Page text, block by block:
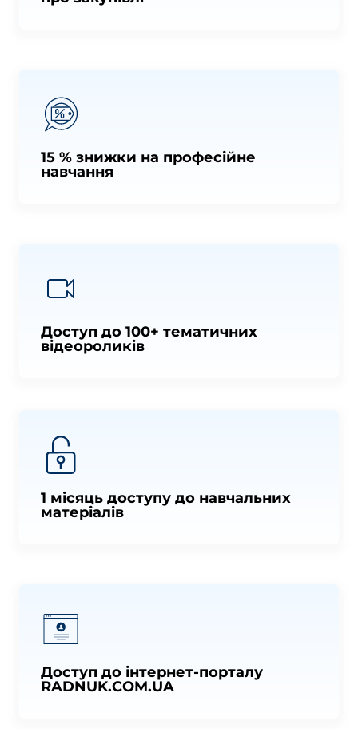
15 % знижки на професійне
навчання
Доступ до 100+ тематичних
відеороликів
1 місяць доступу до навчальних
матеріалів
Доступ до інтернет-порталу
RADNUK.COM.UA